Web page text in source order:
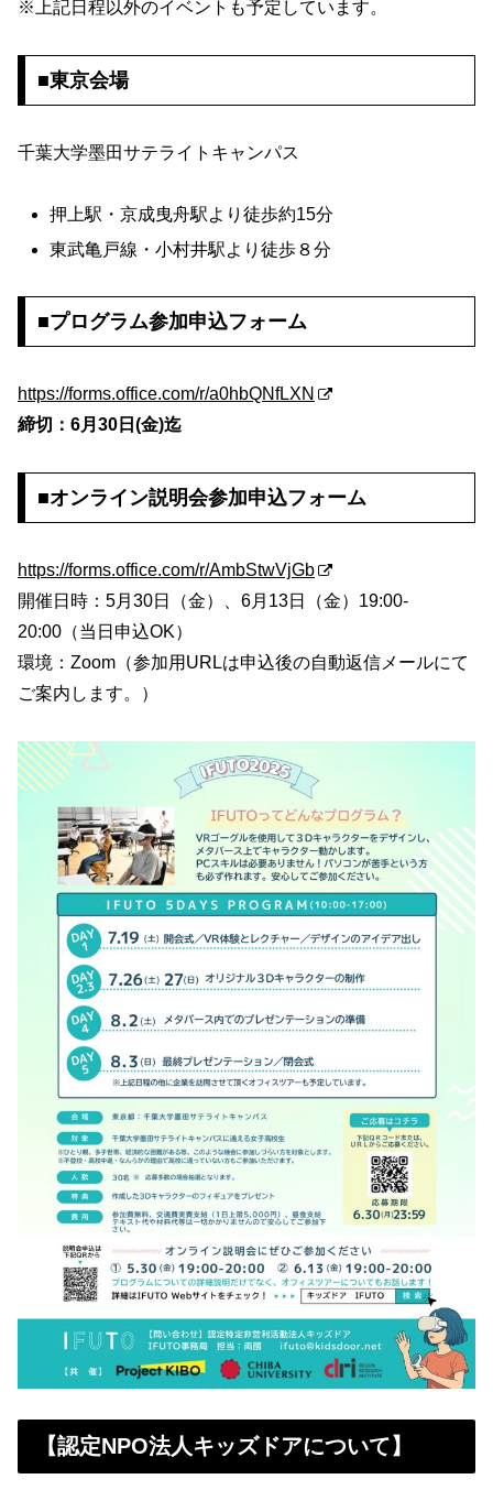
※上記日程以外のイベントも予定しています。
■東京会場
千葉大学墨田サテライトキャンパス
押上駅・京成曳舟駅より徒歩約15分
東武亀戸線・小村井駅より徒歩８分
■プログラム参加申込フォーム
https://forms.office.com/r/a0hbQNfLXN
締切：6月30日(金)迄
■オンライン説明会参加申込フォーム
https://forms.office.com/r/AmbStwVjGb
開催日時：5月30日（金）、6月13日（金）19:00-
20:00（当日申込OK）
環境：Zoom（参加用URLは申込後の自動返信メールにて
ご案内します。）
【認定NPO法人キッズドアについて】